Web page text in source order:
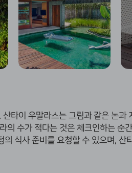
산타이 우말라스는 그림과 같은 논과
의 수가 적다는 것은 체크인하는 순
식사 준비를 요청할 수 있으며, 산